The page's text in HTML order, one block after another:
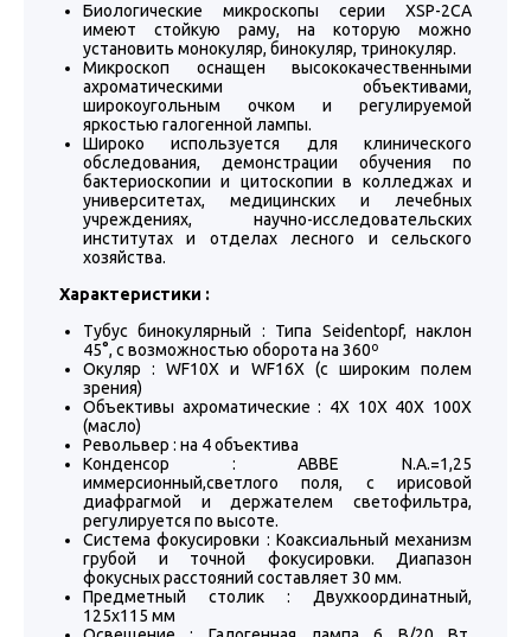
Биологические микроскопы серии XSP-2CA
имеют стойкую раму, на которую можно
установить монокуляр, бинокуляр, тринокуляр.
Микроскоп оснащен высококачественными
ахроматическими объективами,
широкоугольным очком и регулируемой
яркостью галогенной лампы.
Широко используется для клинического
обследования, демонстрации обучения по
бактериоскопии и цитоскопии в колледжах и
университетах, медицинских и лечебных
учреждениях, научно-исследовательских
институтах и отделах лесного и сельского
хозяйства.
Характеристики :
Тубус бинокулярный : Типа Seidentopf, наклон
45°, с возможностью оборота на 360º
Окуляр : WF10X и WF16X (с широким полем
зрения)
Объективы ахроматические : 4X 10X 40X 100X
(масло)
Револьвер : на 4 объектива
Конденсор : ABBE N.A.=1,25
иммерсионный,светлого поля, с ирисовой
диафрагмой и держателем светофильтра,
регулируется по высоте.
Система фокусировки : Коаксиальный механизм
грубой и точной фокусировки. Диапазон
фокусных расстояний составляет 30 мм.
Предметный столик : Двухкоординатный,
125x115 мм